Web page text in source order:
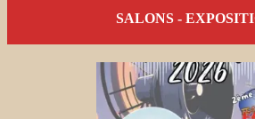
SALONS -